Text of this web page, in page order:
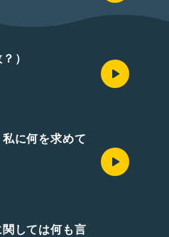
）
に何を求めて
しては何も言